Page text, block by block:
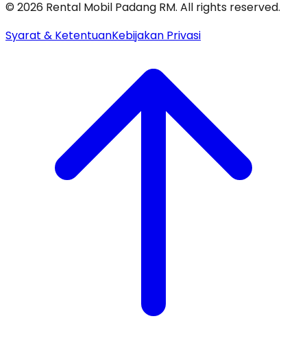
© 2026 Rental Mobil Padang RM. All rights reserved.
Syarat & KetentuanKebijakan Privasi